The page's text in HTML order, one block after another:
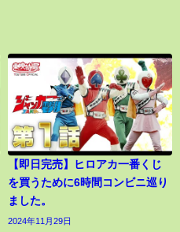
【即日完売】ヒロアカ一番くじ
を買うために6時間コンビニ巡り
ました。
2024年11月29日